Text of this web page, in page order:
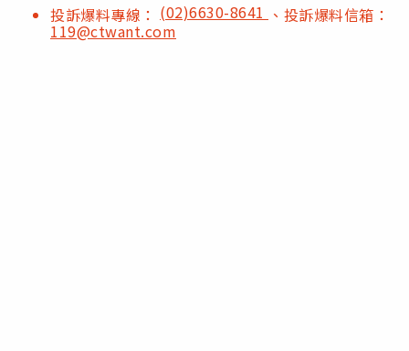
投訴爆料專線： (02)6630-8641 、投訴爆料信箱：
119@ctwant.com